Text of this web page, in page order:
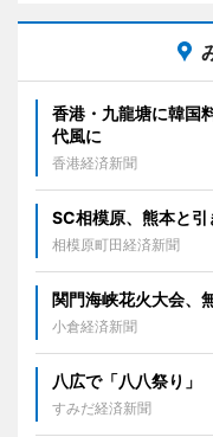
香港・九龍塘に韓
代風に
香港経済新聞
SC相模原、熊本と
相模原町田経済新聞
関門海峡花火大会、
小倉経済新聞
八広で「八八祭り
すみだ経済新聞